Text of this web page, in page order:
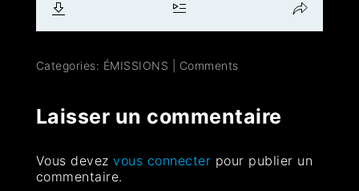
Categories: ÉMISSIONS Comments
Laisser un commentaire
Vous devezvous connecter pour publier un
commentaire.